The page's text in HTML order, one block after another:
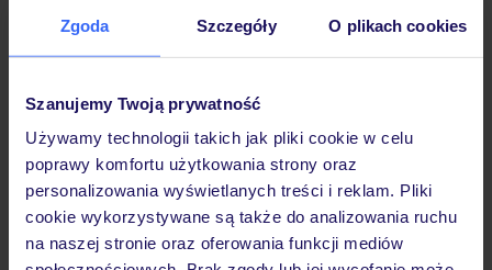
Zgoda Szczegóły O plikach cookies
Szanujemy Twoją prywatność
Używamy technologii takich jak pliki cookie w celu
poprawy komfortu użytkowania strony oraz
personalizowania wyświetlanych treści i reklam. Pliki
cookie wykorzystywane są także do analizowania ruchu
na naszej stronie oraz oferowania funkcji mediów
Wyżywienie
Atrakcje
Ważne informacje